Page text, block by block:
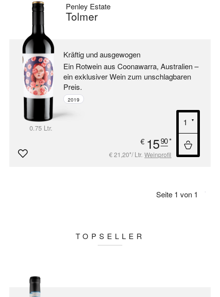
0.75 Ltr.
Penley Estate
Tolmer
Kräftig und ausgewogen
Ein Rotwein aus Coonawarra, Australien –
ein exklusiver Wein zum unschlagbaren
Preis.
2019
€ 1590*
€ 21,20*/ Ltr. Weinprofil
Seite 1 von 1
TOPSELLER